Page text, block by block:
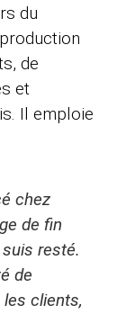
du
de
et
Il emploie
chez
de fin
suis resté.
de
les clients,